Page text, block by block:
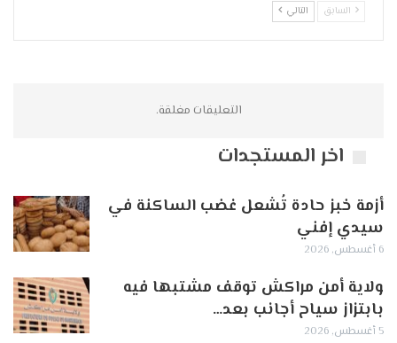
السابق التالي
التعليقات مغلقة.
اخر المستجدات
أزمة خبز حادة تُشعل غضب الساكنة في
سيدي إفني
6 أغسطس, 2026
ولاية أمن مراكش توقف مشتبها فيه
بابتزاز سياح أجانب بعد…
5 أغسطس, 2026